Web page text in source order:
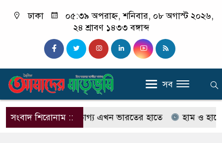
ঢাকা
০৫:৩৯ অপরাহ্ন, শনিবার, ০৮ অগাস্ট ২০২৬,
২৪ শ্রাবণ ১৪৩৩ বঙ্গাব্দ
সব
সংবাদ শিরোনাম ::
বাংলাদেশের ভাগ্য এখন ভারতের হাতে হাম ও হামের